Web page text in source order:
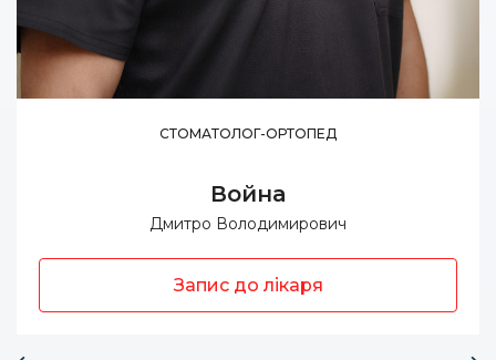
СТОМАТОЛОГ-ОРТОПЕД
Война
Дмитро Володимирович
Запис до лікаря